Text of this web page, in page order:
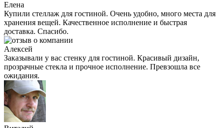
Елена
Купили стеллаж для гостиной. Очень удобно, много места для
хранения вещей. Качественное исполнение и быстрая
доставка. Спасибо.
Алексей
Заказывали у вас стенку для гостиной. Красивый дизайн,
прозрачные стекла и прочное исполнение. Превзошла все
ожидания.